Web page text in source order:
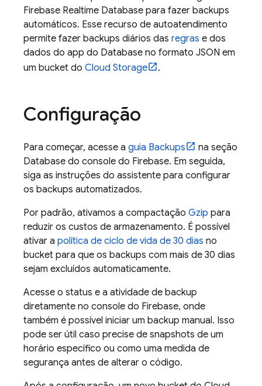
Firebase Realtime Database para fazer backups
automáticos. Esse recurso de autoatendimento
permite fazer backups diários das regras e dos
dados do app do Database no formato JSON em
um bucket do Cloud Storage .
Configuração
Para começar, acesse a guia Backups
na seção
Database do console do Firebase. Em seguida,
siga as instruções do assistente para configurar
os backups automatizados.
Por padrão, ativamos a compactação Gzip para
reduzir os custos de armazenamento. É possível
ativar a política de ciclo de vida de 30 dias no
bucket para que os backups com mais de 30 dias
sejam excluídos automaticamente.
Acesse o status e a atividade de backup
diretamente no console do Firebase, onde
também é possível iniciar um backup manual. Isso
pode ser útil caso precise de snapshots de um
horário específico ou como uma medida de
segurança antes de alterar o código.